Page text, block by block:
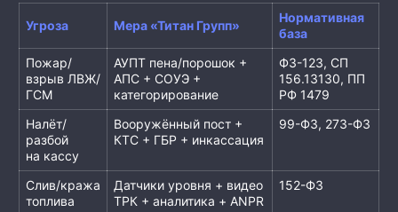
Угроза Мера «Титан Групп»
Нормативная
база
Пожар/
взрыв ЛВЖ/
ГСМ
АУПТ пена/порошок +
АПС + СОУЭ +
категорирование
ФЗ-123, СП
156.13130, ПП
РФ 1479
Налёт/
разбой
на кассу
Вооружённый пост +
КТС + ГБР + инкассация
99-ФЗ, 273-ФЗ
Слив/кража
топлива
Датчики уровня + видео
ТРК + аналитика + ANPR
152-ФЗ